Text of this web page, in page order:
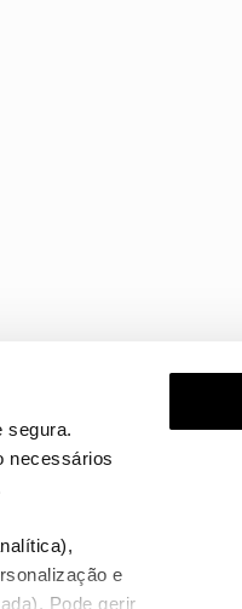
segura.
necessários
e
Pode gerir